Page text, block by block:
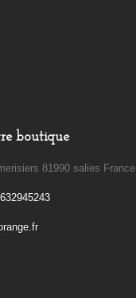
boutique
81990 salies France